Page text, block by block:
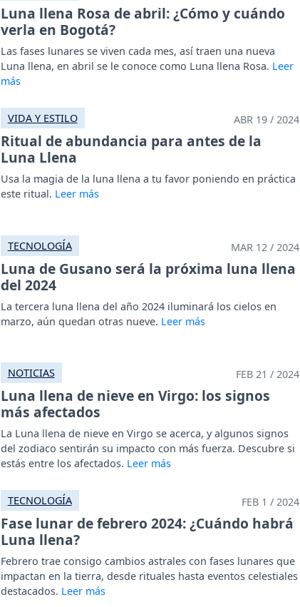
Luna llena Rosa de abril: ¿Cómo y cuándo
verla en Bogotá?
Las fases lunares se viven cada mes, así traen una nueva
Luna llena, en abril se le conoce como Luna llena Rosa.
VIDA Y ESTILO ABR 19 / 2024
Ritual de abundancia para antes de la
Luna Llena
Usa la magia de la luna llena a tu favor poniendo en práctica
este ritual.
TECNOLOGÍA MAR 12 / 2024
Luna de Gusano será la próxima luna llena
del 2024
La tercera luna llena del año 2024 iluminará los cielos en
marzo, aún quedan otras nueve.
NOTICIAS FEB 21 / 2024
Luna llena de nieve en Virgo: los signos
más afectados
La Luna llena de nieve en Virgo se acerca, y algunos signos
del zodiaco sentirán su impacto con más fuerza. Descubre si
estás entre los afectados.
TECNOLOGÍA FEB 1 / 2024
Fase lunar de febrero 2024: ¿Cuándo habrá
Luna llena?
Febrero trae consigo cambios astrales con fases lunares que
impactan en la tierra, desde rituales hasta eventos celestiales
destacados.